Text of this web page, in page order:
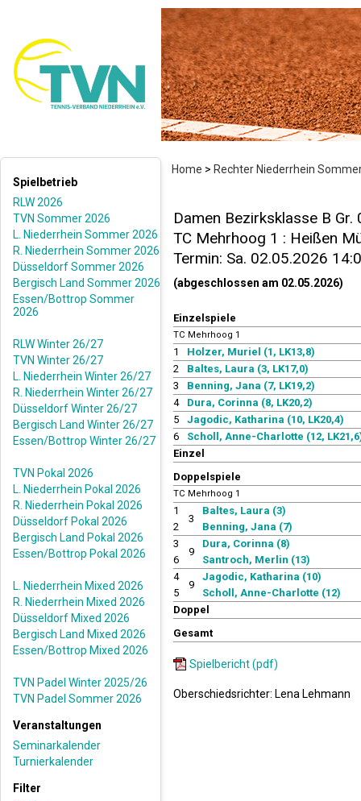
Home > Rechter Niederrhein
Spielbetrieb
RLW 2026
TVN Sommer 2026
L. Niederrhein Sommer 2026
R. Niederrhein Sommer 2026
Düsseldorf Sommer 2026
Bergisch Land Sommer 2026
Essen/Bottrop Sommer
2026
RLW Winter 26/27
TVN Winter 26/27
L. Niederrhein Winter 26/27
R. Niederrhein Winter 26/27
Düsseldorf Winter 26/27
Bergisch Land Winter 26/27
Essen/Bottrop Winter 26/27
TVN Pokal 2026
L. Niederrhein Pokal 2026
R. Niederrhein Pokal 2026
Düsseldorf Pokal 2026
Bergisch Land Pokal 2026
Essen/Bottrop Pokal 2026
L. Niederrhein Mixed 2026
R. Niederrhein Mixed 2026
Düsseldorf Mixed 2026
Bergisch Land Mixed 2026
Essen/Bottrop Mixed 2026
TVN Padel Winter 2025/26
TVN Padel Sommer 2026
Veranstaltungen
Seminarkalender
Turnierkalender
Filter
Damen Bezirksklasse B Gr.
TC Mehrhoog 1 : Heißen
Termin: Sa. 02.05.2026
(abgeschlossen am 02.05.2026)
Einzelspiele
TC Mehrhoog 1
1
Holzer, Muriel (1, LK13,8)
2
Baltes, Laura (3, LK17,0)
3
Benning, Jana (7, LK19,2)
4
Dura, Corinna (8, LK20,2)
5
Jagodic, Katharina (10, LK20,4)
6
Scholl, Anne-Charlotte (12,
Einzel
Doppelspiele
TC Mehrhoog 1
1
2
3
Baltes, Laura (3)
Benning, Jana (7)
3
6
9
Dura, Corinna (8)
Santroch, Merlin (13)
4
5
9
Jagodic, Katharina (10)
Scholl, Anne-Charlotte (12)
Doppel
Gesamt
Spielbericht (pdf)
Oberschiedsrichter: Lena Lehmann